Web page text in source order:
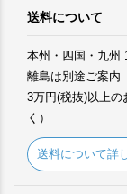
送料について
本州・四国・九
離島は別途ご案内
3万円(税抜)以上
く）
送料について詳